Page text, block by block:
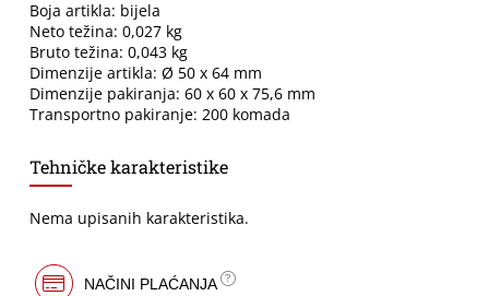
Boja artikla: bijela
Neto težina: 0,027 kg
Bruto težina: 0,043 kg
Dimenzije artikla: Ø 50 x 64 mm
Dimenzije pakiranja: 60 x 60 x 75,6 mm
Transportno pakiranje: 200 komada
Tehničke karakteristike
Nema upisanih karakteristika.
NAČINI PLAĆANJA